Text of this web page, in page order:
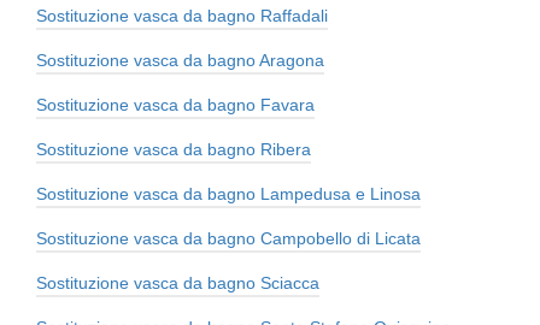
Sostituzione vasca da bagno Raffadali
Sostituzione vasca da bagno Aragona
Sostituzione vasca da bagno Favara
Sostituzione vasca da bagno Ribera
Sostituzione vasca da bagno Lampedusa e Linosa
Sostituzione vasca da bagno Campobello di Licata
Sostituzione vasca da bagno Sciacca